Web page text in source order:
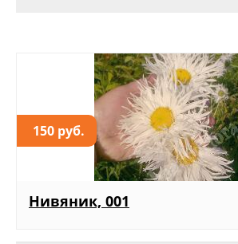
150 руб.
Нивяник, 001